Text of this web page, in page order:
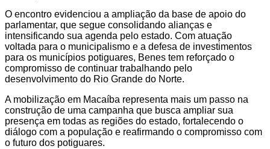
O encontro evidenciou a ampliação da base de apoio do
parlamentar, que segue consolidando alianças e
intensificando sua agenda pelo estado. Com atuação
voltada para o municipalismo e a defesa de investimentos
para os municípios potiguares, Benes tem reforçado o
compromisso de continuar trabalhando pelo
desenvolvimento do Rio Grande do Norte.
A mobilização em Macaíba representa mais um passo na
construção de uma campanha que busca ampliar sua
presença em todas as regiões do estado, fortalecendo o
diálogo com a população e reafirmando o compromisso com
o futuro dos potiguares.